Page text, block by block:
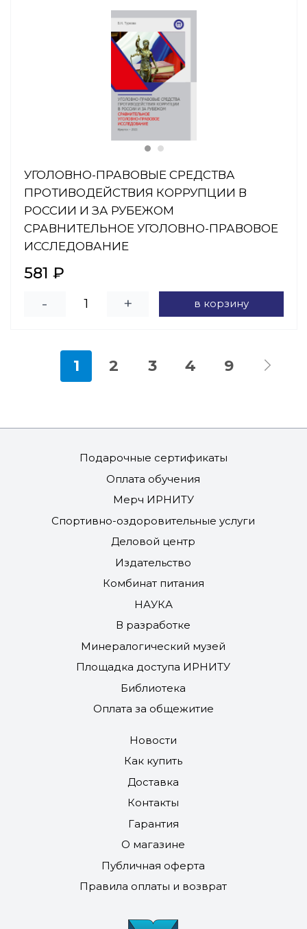
УГОЛОВНО-ПРАВОВЫЕ СРЕДСТВА
ПРОТИВОДЕЙСТВИЯ КОРРУПЦИИ В
РОССИИ И ЗА РУБЕЖОМ
СРАВНИТЕЛЬНОЕ УГОЛОВНО-ПРАВОВОЕ
ИССЛЕДОВАНИЕ
581 ₽
-
+ в корзину
1 2 3 4 9
Подарочные сертификаты
Оплата обучения
Мерч ИРНИТУ
Спортивно-оздоровительные услуги
Деловой центр
Издательство
Комбинат питания
НАУКА
В разработке
Минералогический музей
Площадка доступа ИРНИТУ
Библиотека
Оплата за общежитие
Новости
Как купить
Доставка
Контакты
Гарантия
О магазине
Публичная оферта
Правила оплаты и возврат